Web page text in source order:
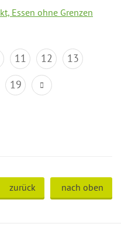
Essen ohne Grenzen
11 12
13
19
zurück nach oben